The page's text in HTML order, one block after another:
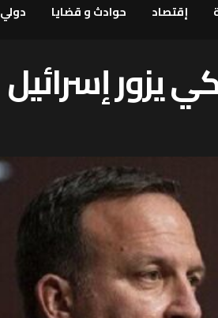
إقتصاد حوادث و قضايا دولي
يزور إسرائيل